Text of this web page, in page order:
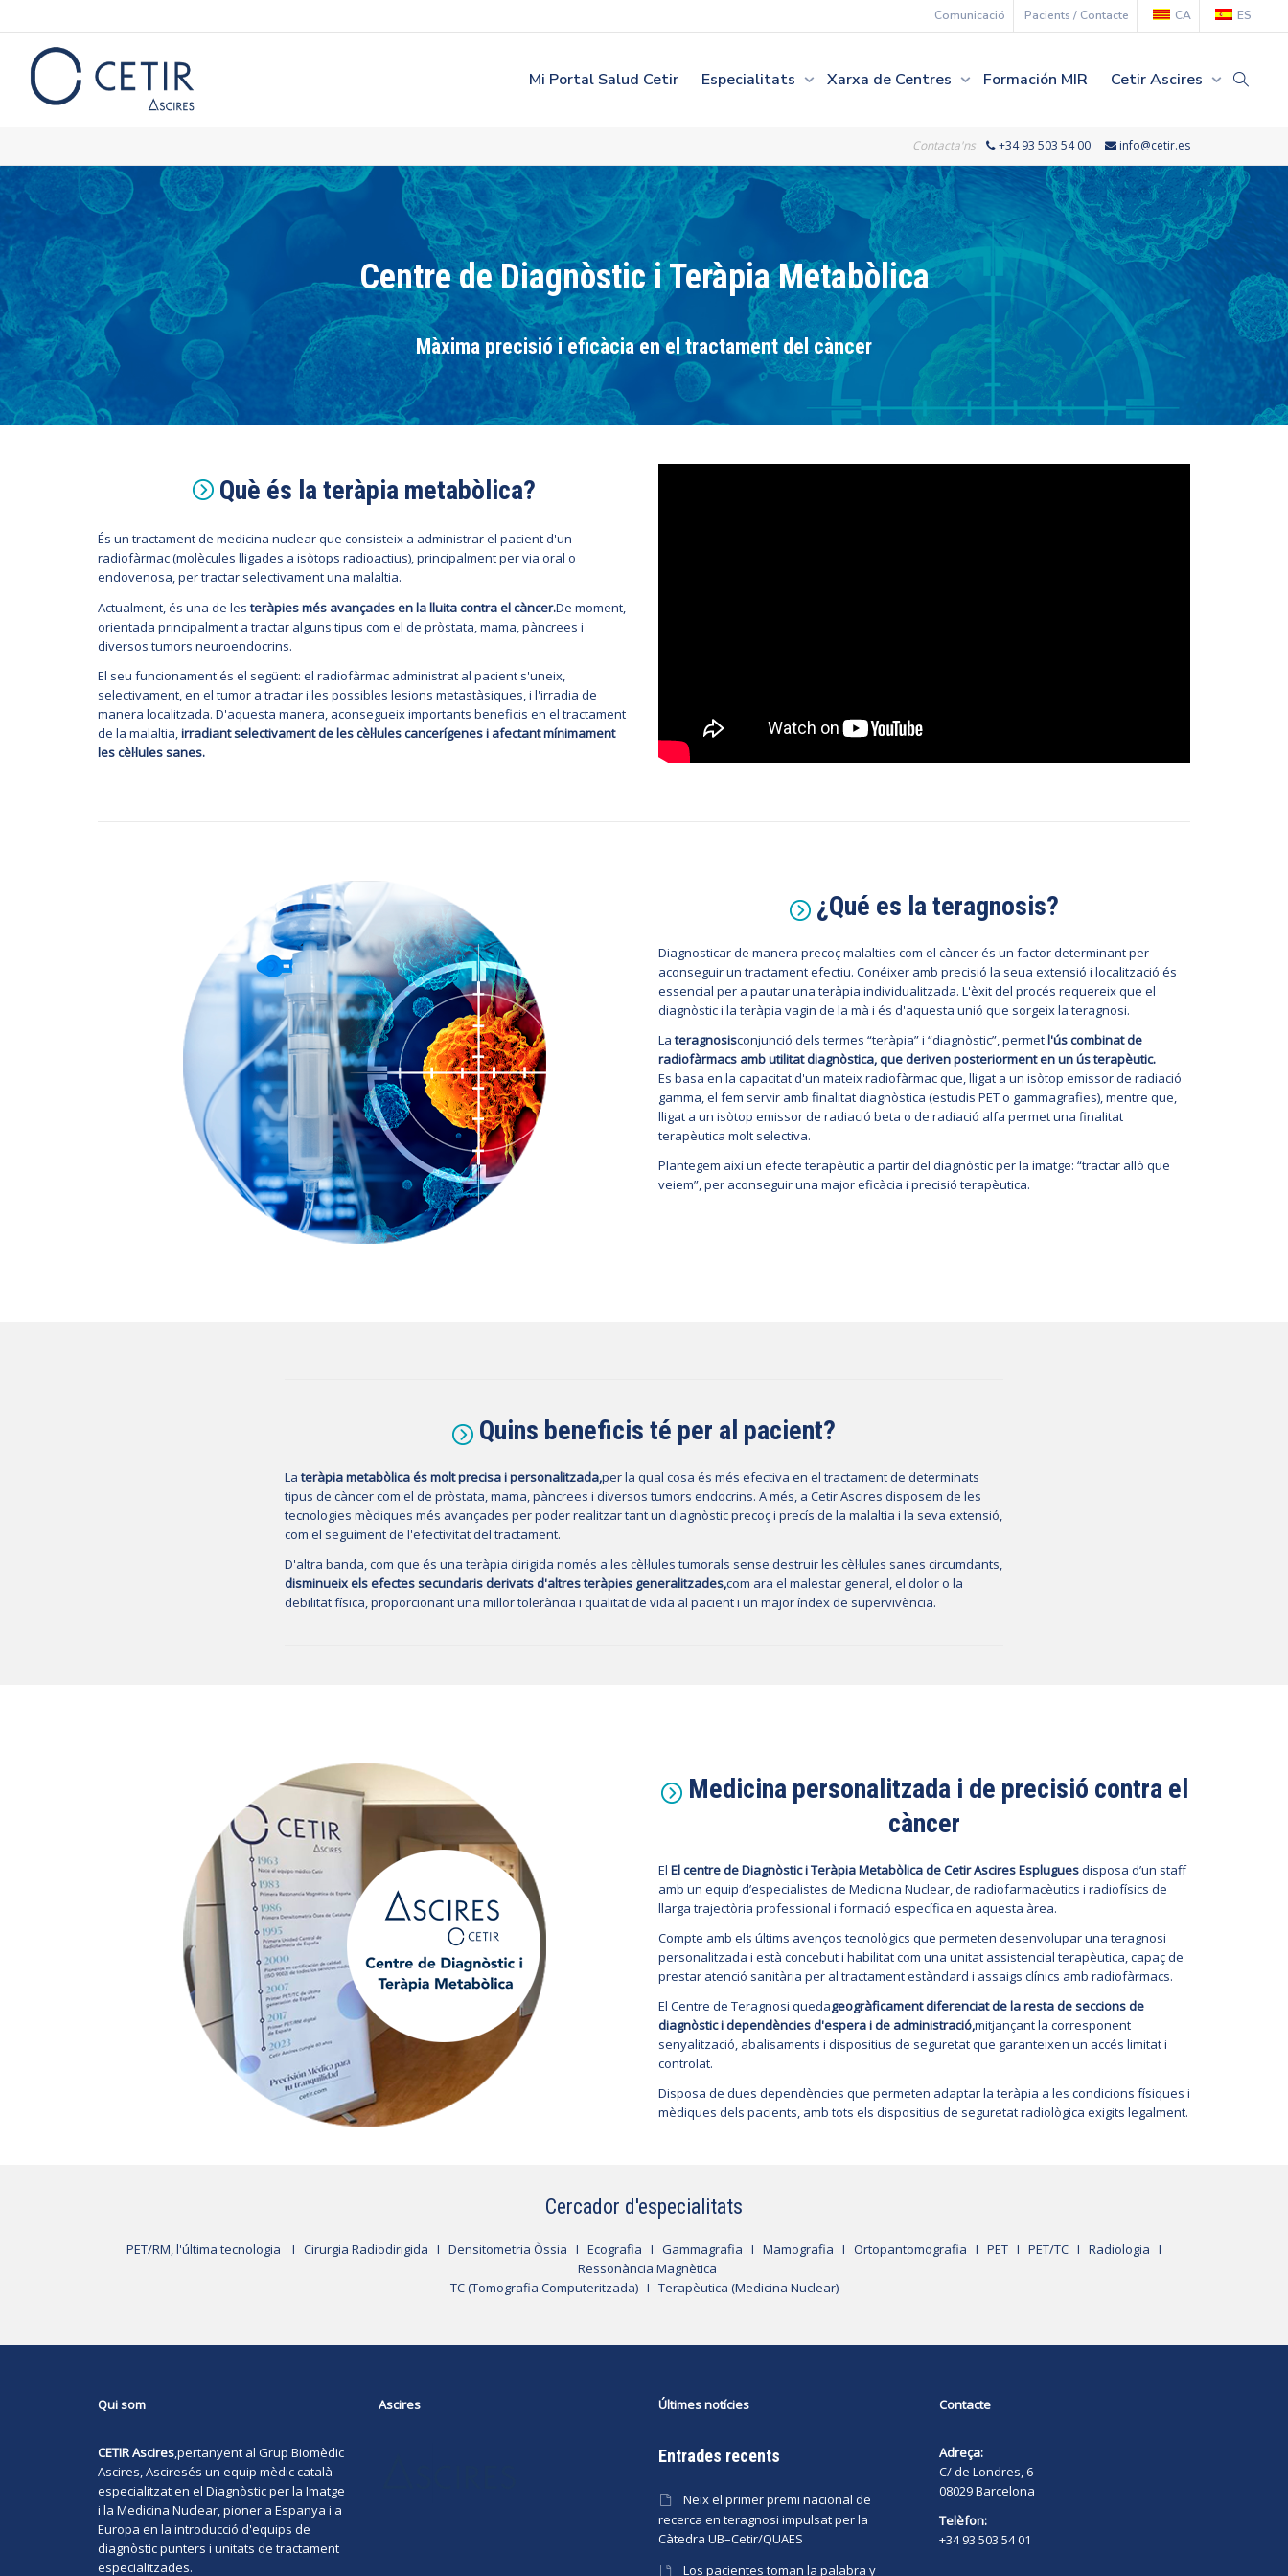
Comunicació Pacients / Contacte CA ES
Mi Portal Salud Cetir Especialitats Xarxa de Centres Formación MIR Cetir Ascires
Contacta'ns +34 93 503 54 00 info@cetir.es
Centre de Diagnòstic i Teràpia Metabòlica
Màxima precisió i eficàcia en el tractament del càncer
Què és la teràpia metabòlica?
És un tractament de medicina nuclear que consisteix a administrar el pacient d'un
radiofàrmac (molècules lligades a isòtops radioactius), principalment per via oral o
endovenosa, per tractar selectivament una malaltia.
Actualment, és una de lesteràpies més avançades en la lluita contra el càncer.De moment,
orientada principalment a tractar alguns tipus com el de pròstata, mama, pàncrees i
diversos tumors neuroendocrins.
El seu funcionament és el següent: el radiofàrmac administrat al pacient s'uneix,
selectivament, en el tumor a tractar i les possibles lesions metastàsiques, i l'irradia de
manera localitzada. D'aquesta manera, aconsegueix importants beneficis en el tractament
de la malaltia, irradiant selectivament de les cèl·lules cancerígenes i afectant mínimament
les cèl·lules sanes.
¿Qué es la teragnosis?
Diagnosticar de manera precoç malalties com el càncer és un factor determinant per
aconseguir un tractament efectiu. Conéixer amb precisió la seua extensió i localització és
essencial per a pautar una teràpia individualitzada. L'èxit del procés requereix que el
diagnòstic i la teràpia vagin de la mà i és d'aquesta unió que sorgeix la teragnosi.
Lateragnosisconjunció dels termes “teràpia” i “diagnòstic”, permetl'ús combinat de
radiofàrmacs amb utilitat diagnòstica, que deriven posteriorment en un ús terapèutic.
Es basa en la capacitat d'un mateix radiofàrmac que, lligat a un isòtop emissor de radiació
gamma, el fem servir amb finalitat diagnòstica (estudis PET o gammagrafies), mentre que,
lligat a un isòtop emissor de radiació beta o de radiació alfa permet una finalitat
terapèutica molt selectiva.
Plantegem així un efecte terapèutic a partir del diagnòstic per la imatge: “tractar allò que
veiem”, per aconseguir una major eficàcia i precisió terapèutica.
Quins beneficis té per al pacient?
Lateràpia metabòlica és molt precisa i personalitzada,per la qual cosa és més efectiva en el tractament de determinats
tipus de càncer com el de pròstata, mama, pàncrees i diversos tumors endocrins. A més, a Cetir Ascires disposem de les
tecnologies mèdiques més avançades per poder realitzar tant un diagnòstic precoç i precís de la malaltia i la seva extensió,
com el seguiment de l'efectivitat del tractament.
D'altra banda, com que és una teràpia dirigida només a les cèl·lules tumorals sense destruir les cèl·lules sanes circumdants,
disminueix els efectes secundaris derivats d'altres teràpies generalitzades,com ara el malestar general, el dolor o la
debilitat física, proporcionant una millor tolerància i qualitat de vida al pacient i un major índex de supervivència.
Medicina personalitzada i de precisió contra el
càncer
El El centre de Diagnòstic i Teràpia Metabòlica de Cetir Ascires Espluguesdisposa d’un staff
amb un equip d’especialistes de Medicina Nuclear, de radiofarmacèutics i radiofísics de
llarga trajectòria professional i formació específica en aquesta àrea.
Compte amb els últims avenços tecnològics que permeten desenvolupar una teragnosi
personalitzada i està concebut i habilitat com una unitat assistencial terapèutica, capaç de
prestar atenció sanitària per al tractament estàndard i assaigs clínics amb radiofàrmacs.
El Centre de Teragnosi quedageogràficament diferenciat de la resta de seccions de
diagnòstic i dependències d'espera i de administració,mitjançant la corresponent
senyalització, abalisaments i dispositius de seguretat que garanteixen un accés limitat i
controlat.
Disposa de dues dependències que permeten adaptar la teràpia a les condicions físiques i
mèdiques dels pacients, amb tots els dispositius de seguretat radiològica exigits legalment.
Cercador d'especialitats
PET/RM, l'última tecnologia I Cirurgia Radiodirigida I Densitometria Òssia I Ecografia I Gammagrafia I Mamografia I Ortopantomografia I PET I PET/TC I Radiologia I
Ressonància Magnètica
TC (Tomografia Computeritzada)I Terapèutica (Medicina Nuclear)
Qui som
CETIR Ascires,pertanyent al Grup Biomèdic
Ascires,Asciresés un equip mèdic català
especialitzat en el Diagnòstic per la Imatge
i la Medicina Nuclear, pioner a Espanya i a
Europa en la introducció d'equips de
diagnòstic punters i unitats de tractament
especialitzades.
Ascires Últimes notícies
Entrades recents
Neix el primer premi nacional de
recerca en teragnosi impulsat per la
Càtedra UB–Cetir/QUAES
Los pacientes toman la palabra y
Contacte
Adreça:
C/ de Londres, 6
08029 Barcelona
Telèfon:
+34 93 503 54 01